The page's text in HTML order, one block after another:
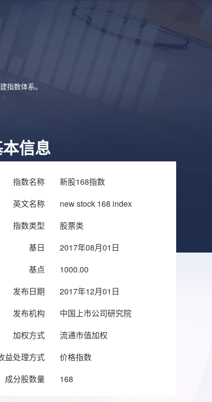
指数体系。
信息
指数名称
新股168指数
英文名称
new stock 168 index
指数类型
股票类
基日
2017年08月01日
基点
1000.00
发布日期
2017年12月01日
发布机构
中国上市公司研究院
加权方式
流通市值加权
益处理方式
价格指数
成分股数量
168